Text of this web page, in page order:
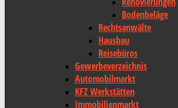
Bodenbeläge
Rechtsanwälte
Hausbau
Reisebüros
Gewerbeverzeichnis
Automobilmarkt
KFZ Werkstätten
Immobilienmarkt